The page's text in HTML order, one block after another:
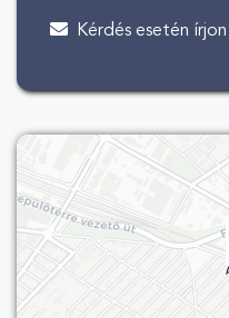
Kérdés esetén